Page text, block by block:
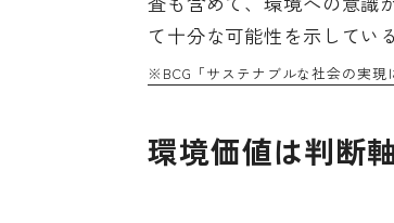
て十分な可能性を示してい
※BCG「サステナブルな社会の実現
環境価値は判断